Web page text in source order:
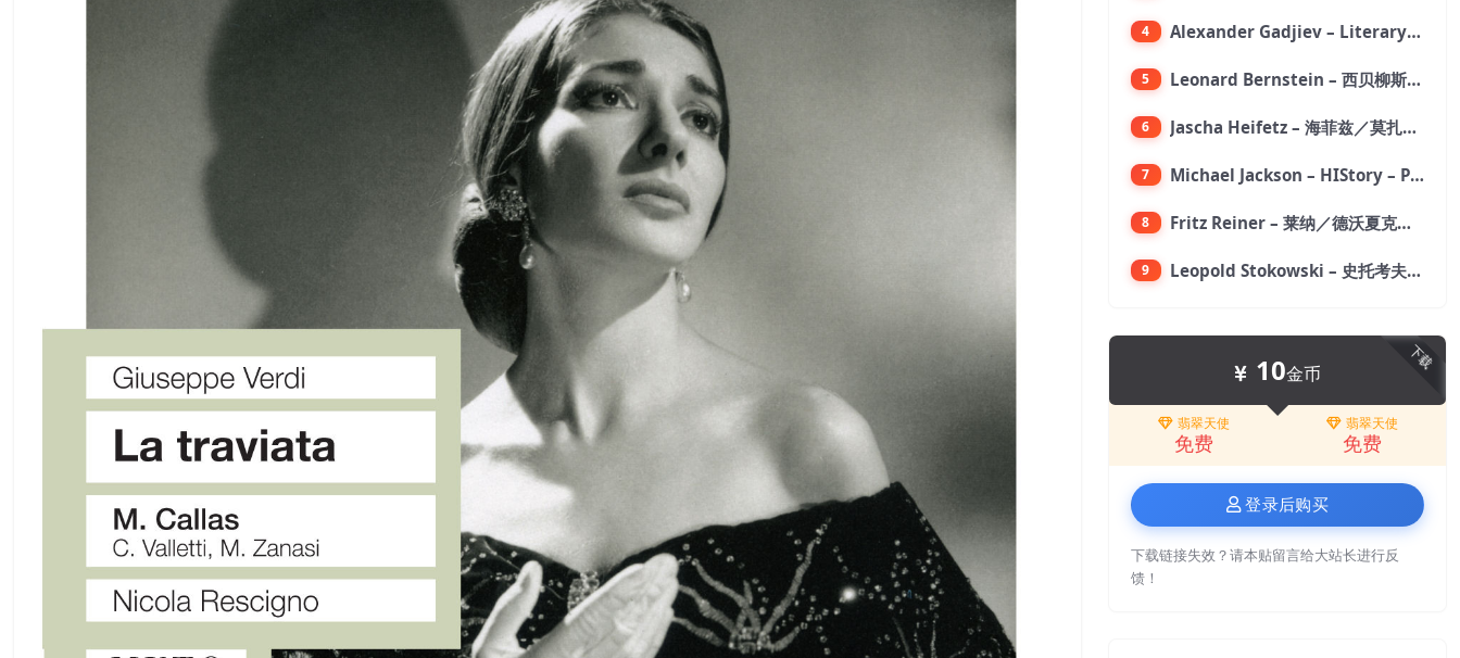
4 Alexander Gadjiev – Literary Fantasies【FLAC 192】
5 Leonard Bernstein – 西贝柳斯：芬兰颂／格里格：培尔·金特组曲【44.1kHz／24bit】
6 Jascha Heifetz – 海菲兹／莫扎特：第四小提琴协奏曲，第五小提琴协奏曲《土耳其》／维瓦尔第：小提琴与大提琴协奏曲，RV 547【192kHz／24bit】
7 Michael Jackson – HIStory – PAST, PRESENT AND FUTURE – BOOK I【96kHz／24bit】
8 Fritz Reiner – 莱纳／德沃夏克：第九交响曲【176.4kHz／24bit】
9 Leopold Stokowski – 史托考夫斯基：狂想曲【176.4kHz／24bit】
下载
10金币
翡翠天使
免费
翡翠天使
免费
登录后购买
下载链接失效？请本贴留言给大站长进行反
馈！